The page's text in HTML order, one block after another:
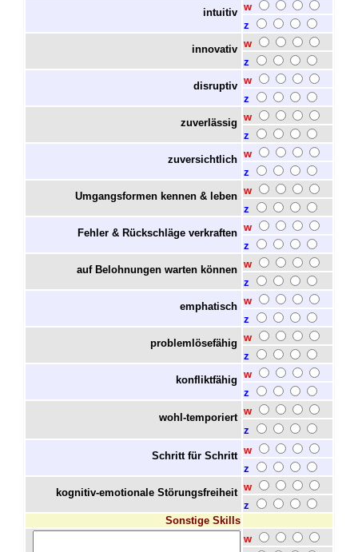
intuitiv w
z
innovativ w
z
disruptiv w
z
zuverlässig w
z
zuversichtlich w
z
Umgangsformen kennen & leben w
z
Fehler & Rückschläge verkraften w
z
auf Belohnungen warten können w
z
emphatisch w
z
problemlösefähig w
z
konfliktfähig w
z
wohl-temporiert
w
z
Schritt für Schritt w
z
kognitiv-emotionale Störungsfreiheit w
z
Sonstige Skills
w